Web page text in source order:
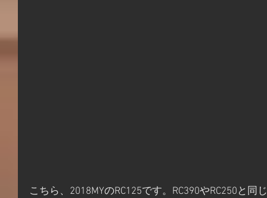
こちら、2018MYのRC125です。RC390やRC250と